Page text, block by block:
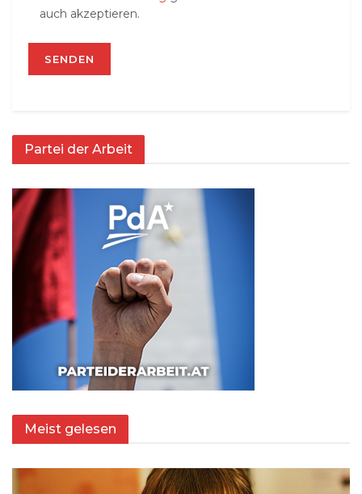
auch akzeptieren.
Partei der Arbeit
Meist gelesen